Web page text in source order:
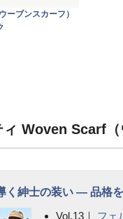
ーブンスカーフ）
ィ Woven Scarf
く紳士の装い ― 品格
Vol.13｜ フェ